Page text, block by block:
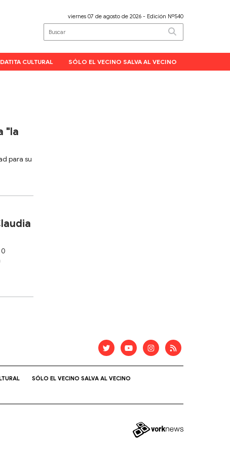
viernes 07 de agosto de 2026 - Edición Nº540
DATITA CULTURAL SÓLO EL VECINO SALVA AL VECINO
"la
para su
SÓLO EL VECINO SALVA AL VECINO